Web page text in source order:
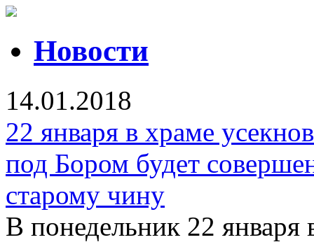
Новости
14.01.2018
22 января в храме
под Бором будет
старому чину
В понедельник 22 января